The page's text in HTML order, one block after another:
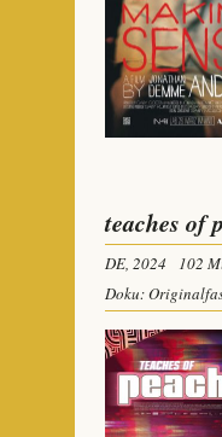
teaches of
DE, 2024 102
Doku: